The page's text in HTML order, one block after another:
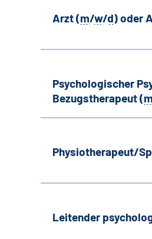
Arzt (m/w/d) oder
Psychologischer
Bezugstherapeut (m
Physiotherapeut/
Leitender